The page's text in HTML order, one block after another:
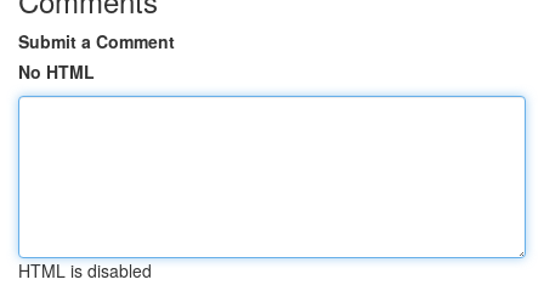
Submit a Comment
No HTML
HTML is disabled